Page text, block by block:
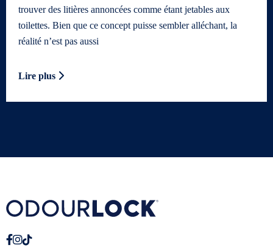
trouver des litières annoncées comme étant jetables aux
toilettes. Bien que ce concept puisse sembler alléchant, la
réalité n’est pas aussi
Lire plus